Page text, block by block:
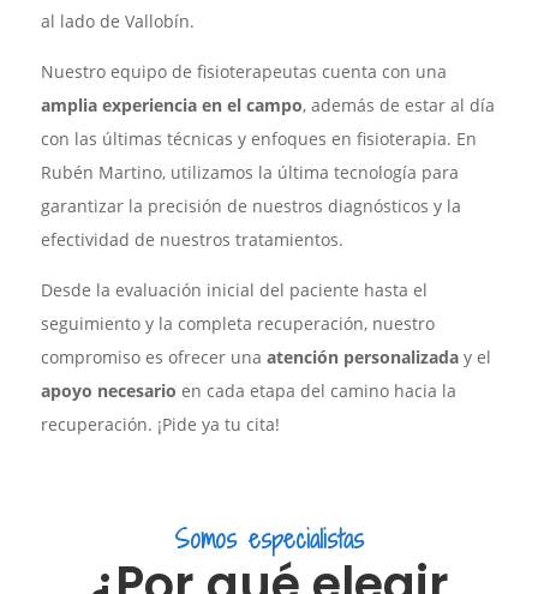
al lado de Vallobín.
Nuestro equipo de fisioterapeutas cuenta con una
amplia experiencia en el campo, además de estar al día
con las últimas técnicas y enfoques en fisioterapia. En
Rubén Martino, utilizamos la última tecnología para
garantizar la precisión de nuestros diagnósticos y la
efectividad de nuestros tratamientos.
Desde la evaluación inicial del paciente hasta el
seguimiento y la completa recuperación, nuestro
compromiso es ofrecer una atención personalizaday el
apoyo necesario en cada etapa del camino hacia la
recuperación. ¡Pide ya tu cita!
Somos especialistas